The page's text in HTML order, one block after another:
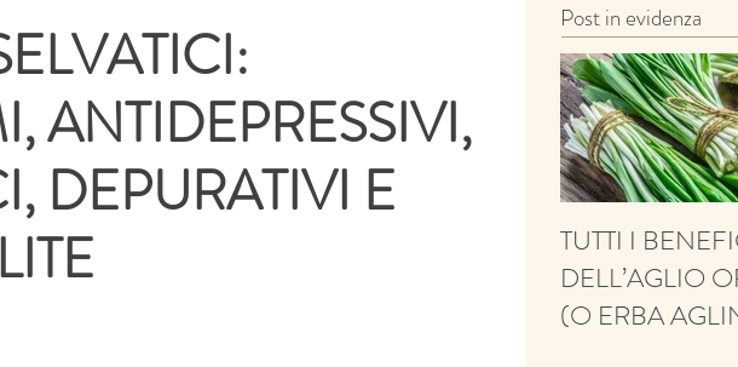
ANTIDEPRESSIVI,
DEPURATIVI E
Post in evidenza
TUTTI I
DELL’AGLIO
(O ERBA